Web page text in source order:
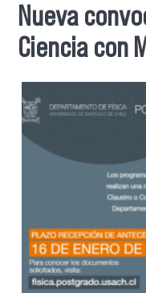
Se
Nueva
Ciencia con